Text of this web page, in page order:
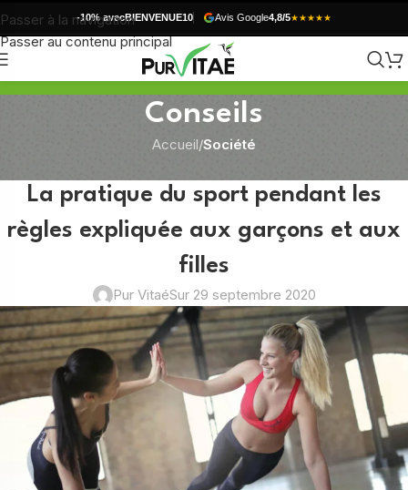
Passer à la navigation
Passer au contenu principal
-10% avecBIENVENUE10 Avis Google4,8/5★★★★★
Conseils
Accueil/Société
La pratique du sport pendant les
règles expliquée aux garçons et aux
filles
Pur VitaéSur 29 septembre 2020